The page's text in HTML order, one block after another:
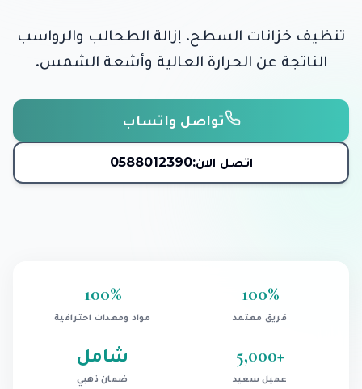
تنظيف خزانات السطح. إزالة الطحالب والرواسب
الناتجة عن الحرارة العالية وأشعة الشمس.
تواصل واتساب
اتصل الآن:0588012390
100%
فريق معتمد
100%
مواد ومعدات احترافية
+
5,000
عميل سعيد
شامل
ضمان ذهبي